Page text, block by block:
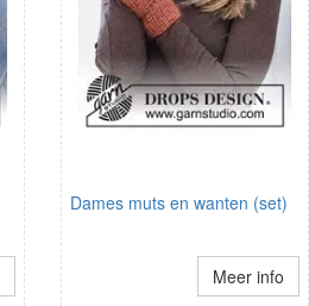
Dames muts en wanten (set)
Meer info